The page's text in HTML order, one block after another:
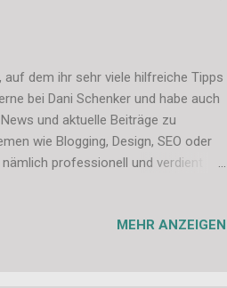
dem ihr sehr viele hilfreiche Tipps
bei Dani Schenker und habe auch
und aktuelle Beiträge zu
wie Blogging, Design, SEO oder
professionell und verdient
einen Kommentar, wie euch
MEHR ANZEIGEN